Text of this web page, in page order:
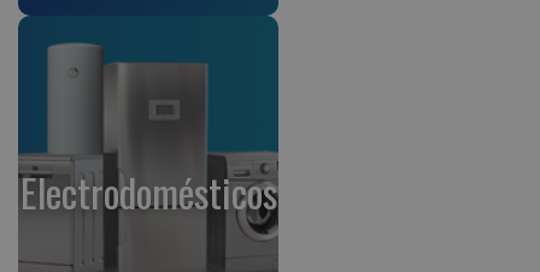
Electrodomésticos